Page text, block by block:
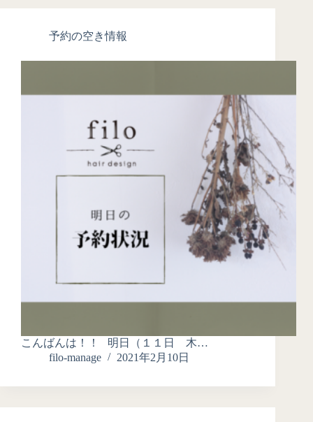
予約の空き情報
こんばんは！！ 明日（１１日 木…
filo-manage
2021年2月10日